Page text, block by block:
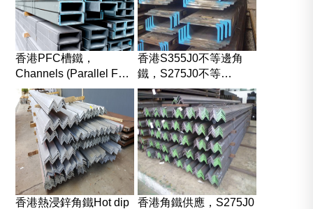
香港PFC槽鐵，
Channels (Parallel F…
香港S355J0不等邊角
鐵，S275J0不等…
香港熱浸鋅角鐵Hot dip
香港角鐵供應，S275J0